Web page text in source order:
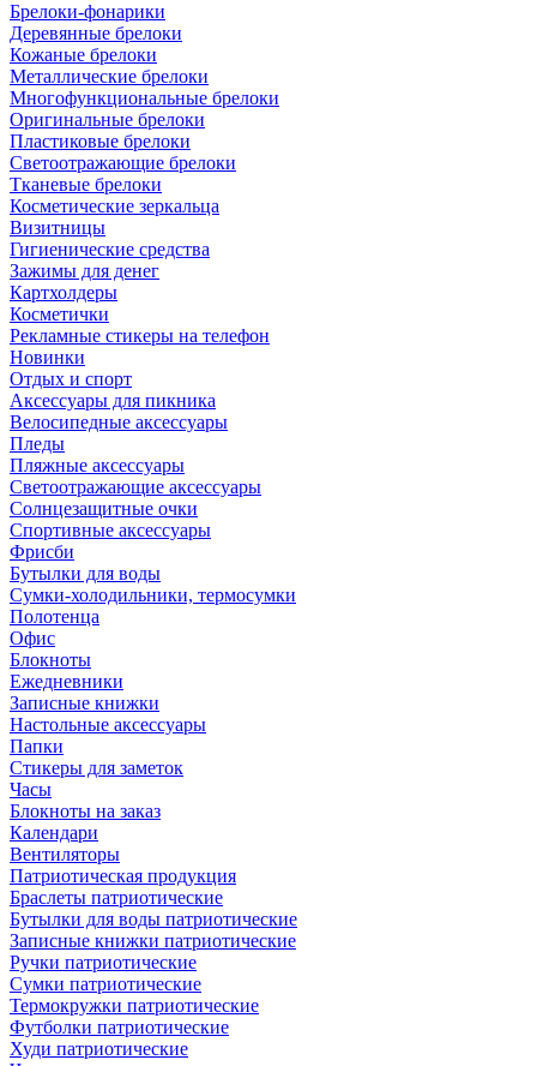
Брелоки-фонарики
Деревянные брелоки
Кожаные брелоки
Металлические брелоки
Многофункциональные брелоки
Оригинальные брелоки
Пластиковые брелоки
Светоотражающие брелоки
Тканевые брелоки
Косметические зеркальца
Визитницы
Гигиенические средства
Зажимы для денег
Картхолдеры
Косметички
Рекламные стикеры на телефон
Новинки
Отдых и спорт
Аксессуары для пикника
Велосипедные аксессуары
Пледы
Пляжные аксессуары
Светоотражающие аксессуары
Солнцезащитные очки
Спортивные аксессуары
Фрисби
Бутылки для воды
Сумки-холодильники, термосумки
Полотенца
Офис
Блокноты
Ежедневники
Записные книжки
Настольные аксессуары
Папки
Стикеры для заметок
Часы
Блокноты на заказ
Календари
Вентиляторы
Патриотическая продукция
Браслеты патриотические
Бутылки для воды патриотические
Записные книжки патриотические
Ручки патриотические
Сумки патриотические
Термокружки патриотические
Футболки патриотические
Худи патриотические